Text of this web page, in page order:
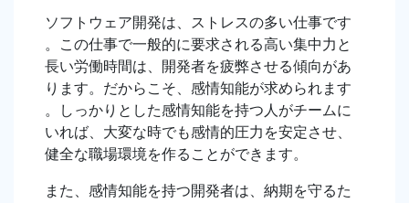
ソフトウェア開発は、ストレスの多い仕事です
。この仕事で一般的に要求される高い集中力と
長い労働時間は、開発者を疲弊させる傾向があ
ります。だからこそ、感情知能が求められます
。しっかりとした感情知能を持つ人がチームに
いれば、大変な時でも感情的圧力を安定させ、
健全な職場環境を作ることができます。
また、感情知能を持つ開発者は、納期を守るた